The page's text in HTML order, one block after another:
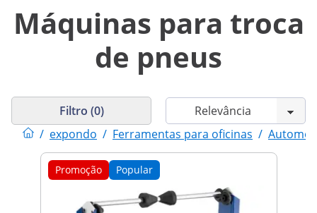
Máquinas para troca
de pneus
/ expondo / Ferramentas para oficinas /
Filtro (0)
Promoção Popular